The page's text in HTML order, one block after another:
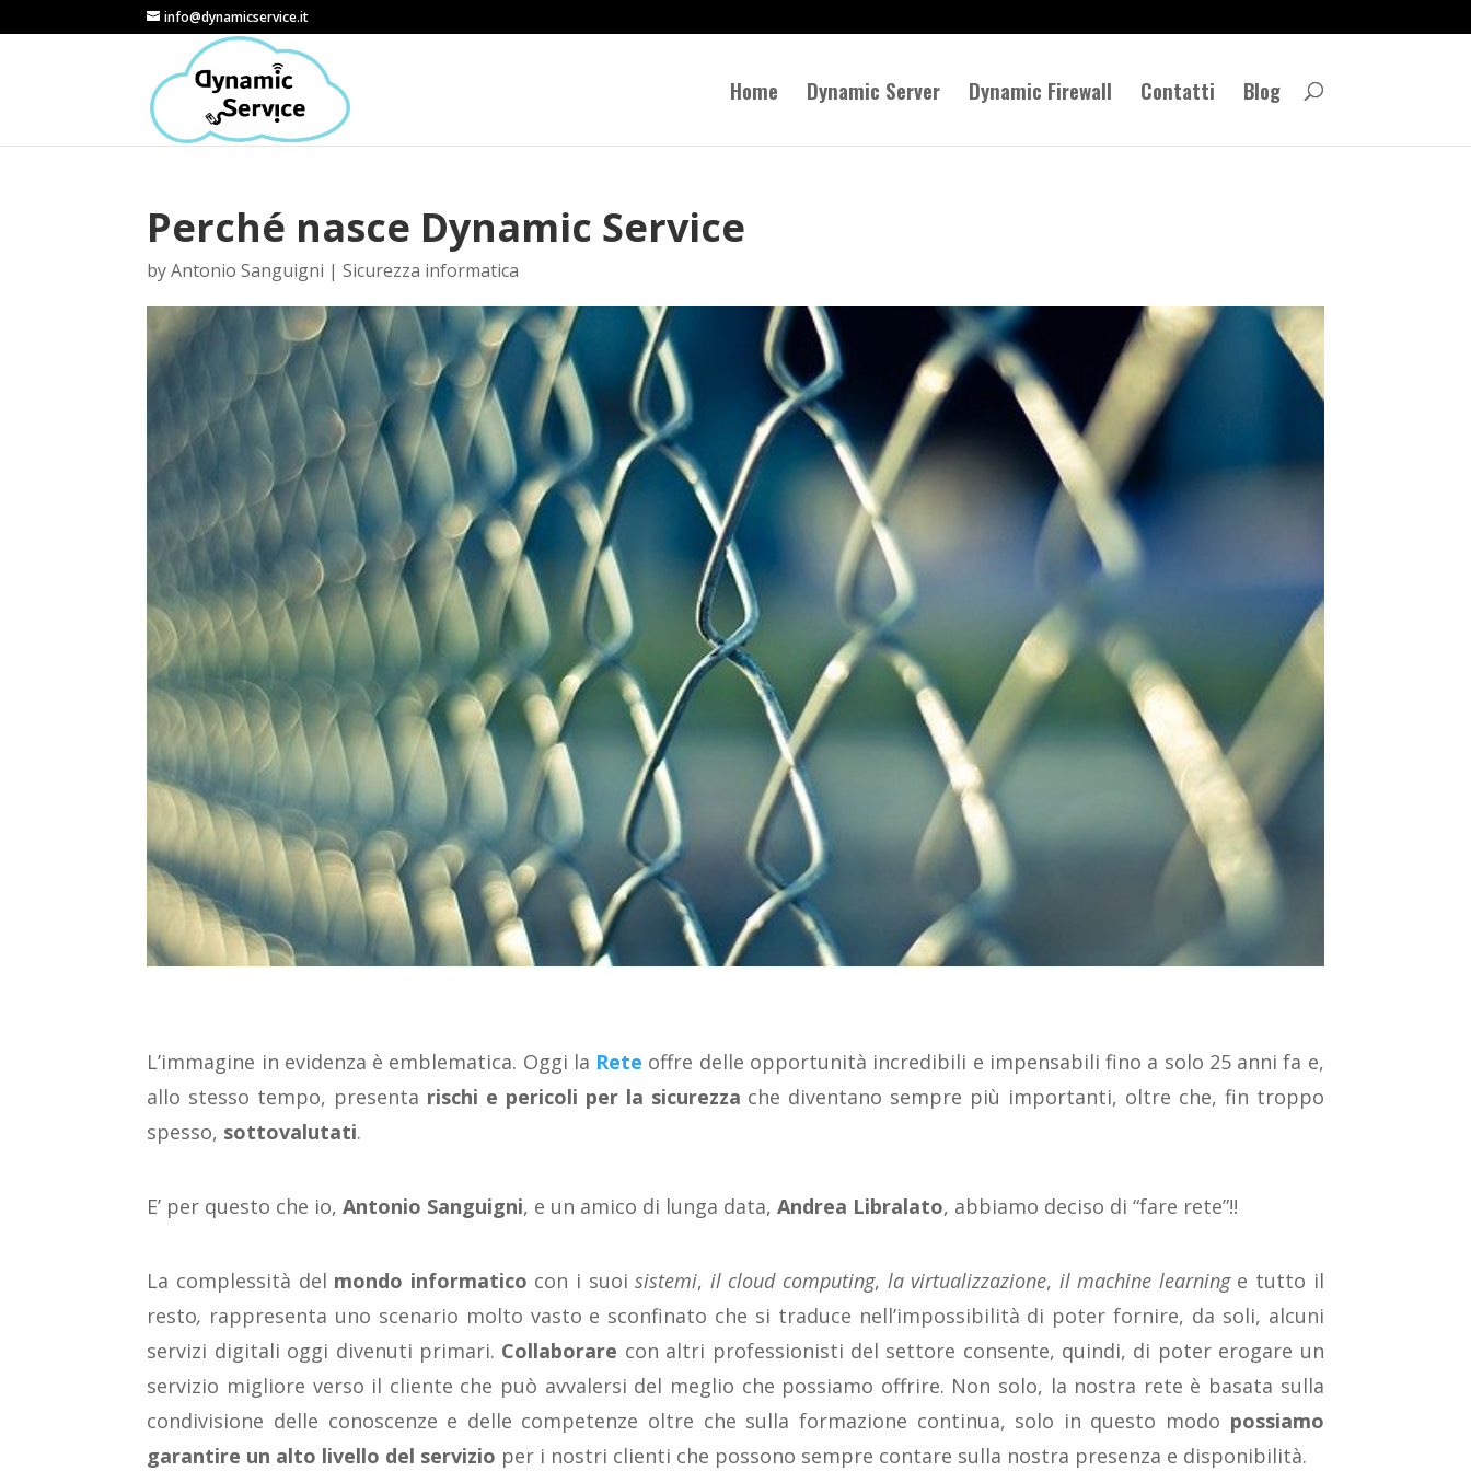
info@dynamicservice.it
Home Dynamic Server Dynamic Firewall Contatti Blog
Perché nasce Dynamic Service
byAntonio Sanguigni |Sicurezza informatica
L’immagine in evidenza è emblematica. Oggi la Rete offre delle opportunità incredibili e impensabili fino a solo 25 anni fa e,
allo stesso tempo, presenta rischi e pericoli per la sicurezza che diventano sempre più importanti, oltre che, fin troppo
spesso, sottovalutati.
E’ per questo che io,Antonio Sanguigni, e un amico di lunga data,Andrea Libralato, abbiamo deciso di “fare rete”!!
La complessità del mondo informatico con i suoisistemi, il cloud computing, la virtualizzazione, il machine learninge tutto il
resto, rappresenta uno scenario molto vasto e sconfinato che si traduce nell’impossibilità di poter fornire, da soli, alcuni
servizi digitali oggi divenuti primari. Collaborare con altri professionisti del settore consente, quindi, di poter erogare un
servizio migliore verso il cliente che può avvalersi del meglio che possiamo offrire. Non solo, la nostra rete è basata sulla
condivisione delle conoscenze e delle competenze oltre che sulla formazione continua, solo in questo modo possiamo
garantire un alto livello del servizio per i nostri clienti che possono sempre contare sulla nostra presenza e disponibilità.